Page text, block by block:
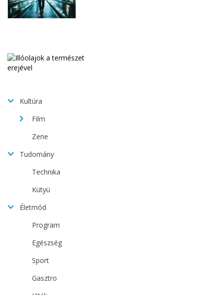
Kultúra
Film
Zene
Tudomány
Technika
Kütyü
Életmód
Program
Egészség
Sport
Gasztro